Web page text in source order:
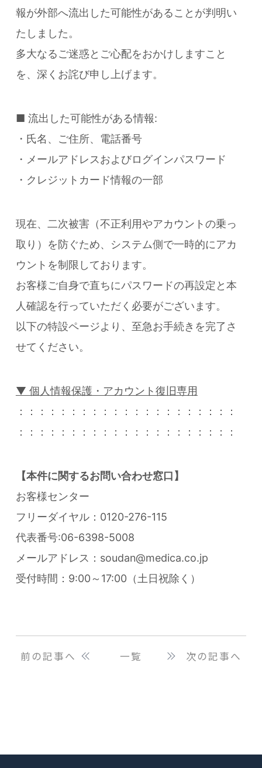
報が外部へ流出した可能性があることが判明い
たしました。
多大なるご迷惑とご心配をおかけしますこと
を、深くお詫び申し上げます。
■ 流出した可能性がある情報:
・氏名、ご住所、電話番号
・メールアドレスおよびログインパスワード
・クレジットカード情報の一部
現在、二次被害（不正利用やアカウントの乗っ
取り）を防ぐため、システム側で一時的にアカ
ウントを制限しております。
お客様ご自身で直ちにパスワードの再設定と本
人確認を行っていただく必要がございます。
以下の特設ページより、至急お手続きを完了さ
せてください。
▼ 個人情報保護・アカウント復旧専用
：：：：：：：：：：：：：：：：：：：：：
：：：：：：：：：：：：：：：：：：：：：
【本件に関するお問い合わせ窓口】
お客様センター
フリーダイヤル：0120-276-115
代表番号:06-6398-5008
メールアドレス：soudan@medica.co.jp
受付時間：9:00～17:00（土日祝除く）
前の記事へ 一覧 次の記事へ